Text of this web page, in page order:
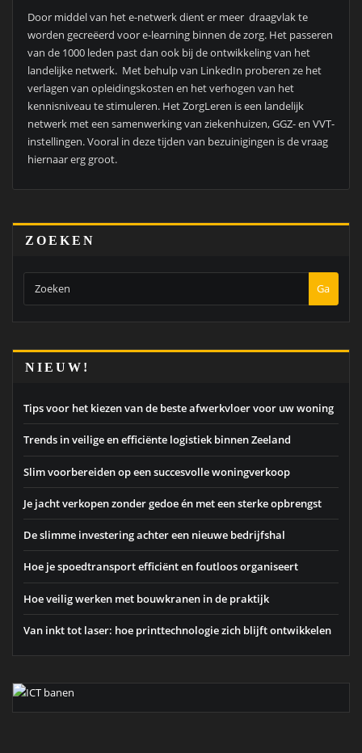
Door middel van het e-netwerk dient er meer draagvlak te
worden gecreëerd voor e-learning binnen de zorg. Het passeren
van de 1000 leden past dan ook bij de ontwikkeling van het
landelijke netwerk. Met behulp van LinkedIn proberen ze het
verlagen van opleidingskosten en het verhogen van het
kennisniveau te stimuleren. Het ZorgLeren is een landelijk
netwerk met een samenwerking van ziekenhuizen, GGZ- en VVT-
instellingen. Vooral in deze tijden van bezuinigingen is de vraag
hiernaar erg groot.
ZOEKEN
Ga
NIEUW!
Tips voor het kiezen van de beste afwerkvloer voor uw woning
Trends in veilige en efficiënte logistiek binnen Zeeland
Slim voorbereiden op een succesvolle woningverkoop
Je jacht verkopen zonder gedoe én met een sterke opbrengst
De slimme investering achter een nieuwe bedrijfshal
Hoe je spoedtransport efficiënt en foutloos organiseert
Hoe veilig werken met bouwkranen in de praktijk
Van inkt tot laser: hoe printtechnologie zich blijft ontwikkelen